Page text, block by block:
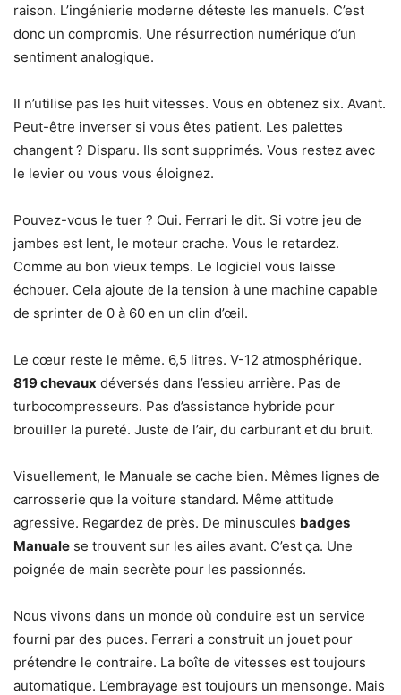
raison. L’ingénierie moderne déteste les manuels. C’est
donc un compromis. Une résurrection numérique d’un
sentiment analogique.
Il n’utilise pas les huit vitesses. Vous en obtenez six. Avant.
Peut-être inverser si vous êtes patient. Les palettes
changent ? Disparu. Ils sont supprimés. Vous restez avec
le levier ou vous vous éloignez.
Pouvez-vous le tuer ? Oui. Ferrari le dit. Si votre jeu de
jambes est lent, le moteur crache. Vous le retardez.
Comme au bon vieux temps. Le logiciel vous laisse
échouer. Cela ajoute de la tension à une machine capable
de sprinter de 0 à 60 en un clin d’œil.
Le cœur reste le même. 6,5 litres. V-12 atmosphérique.
819 chevaux déversés dans l’essieu arrière. Pas de
turbocompresseurs. Pas d’assistance hybride pour
brouiller la pureté. Juste de l’air, du carburant et du bruit.
Visuellement, le Manuale se cache bien. Mêmes lignes de
carrosserie que la voiture standard. Même attitude
agressive. Regardez de près. De minuscules badges
Manuale se trouvent sur les ailes avant. C’est ça. Une
poignée de main secrète pour les passionnés.
Nous vivons dans un monde où conduire est un service
fourni par des puces. Ferrari a construit un jouet pour
prétendre le contraire. La boîte de vitesses est toujours
automatique. L’embrayage est toujours un mensonge. Mais